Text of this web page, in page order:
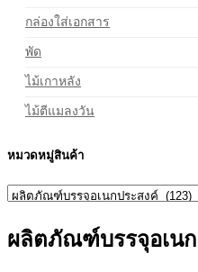
กล่องใส่เอกสาร
พัด
ไม้เกาหลัง
ไม้ตีแมลงวัน
หมวดหมู่สินค้า
ผลิตภัณฑ์บรรจุอเน